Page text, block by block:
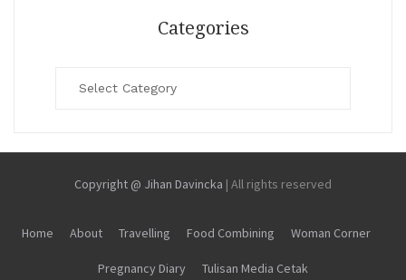
Categories
Copyright @ Jihan Davincka | All rights reserved
Home About Travelling Food Combining Woman Corner
Pregnancy Diary Tulisan Media Cetak